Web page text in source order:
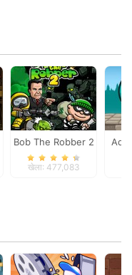
Bob The Robber 2
खेला: 477,083